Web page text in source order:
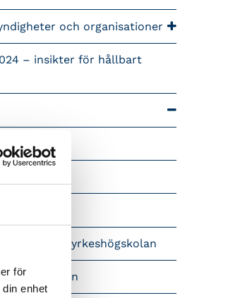
för
enhet
och organisationer
– insikter för hållbart
för yrkeshögskolan